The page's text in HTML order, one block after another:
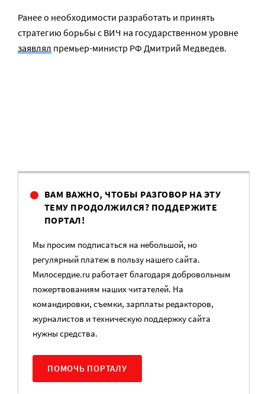
Ранее о необходимости разработать и принять
стратегию борьбы с ВИЧ на государственном уровне
заявлял премьер-министр РФ Дмитрий Медведев.
ВАМ ВАЖНО, ЧТОБЫ РАЗГОВОР НА ЭТУ
ТЕМУ ПРОДОЛЖИЛСЯ? ПОДДЕРЖИТЕ
ПОРТАЛ!
Мы просим подписаться на небольшой, но
регулярный платеж в пользу нашего сайта.
Милосердие.ru работает благодаря добровольным
пожертвованиям наших читателей. На
командировки, съемки, зарплаты редакторов,
журналистов и техническую поддержку сайта
нужны средства.
ПОМОЧЬ ПОРТАЛУ